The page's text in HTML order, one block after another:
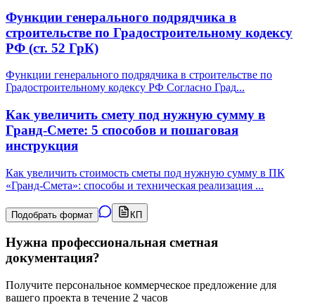
Функции генерального подрядчика в
строительстве по Градостроительному кодексу
РФ (ст. 52 ГрК)
Функции генерального подрядчика в строительстве по
Градостроительному кодексу РФ Согласно Град...
Как увеличить смету под нужную сумму в
Гранд-Смете: 5 способов и пошаговая
инструкция
Как увеличить стоимость сметы под нужную сумму в ПК
«Гранд-Смета»: способы и техническая реализация ...
Подобрать формат КП
Нужна профессиональная сметная
документация?
Получите персональное коммерческое предложение для
вашего проекта в течение 2 часов